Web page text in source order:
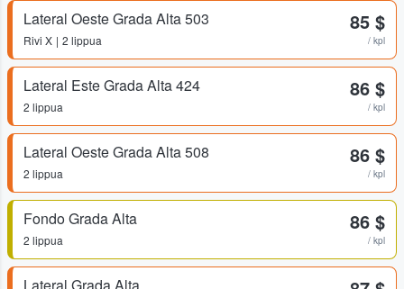
Lateral Oeste Grada Alta 503
Rivi X 2 lippua
85 $
/ kpl
Lateral Este Grada Alta 424
2 lippua
86 $
/ kpl
Lateral Oeste Grada Alta 508
2 lippua
86 $
/ kpl
Fondo Grada Alta
2 lippua
86 $
/ kpl